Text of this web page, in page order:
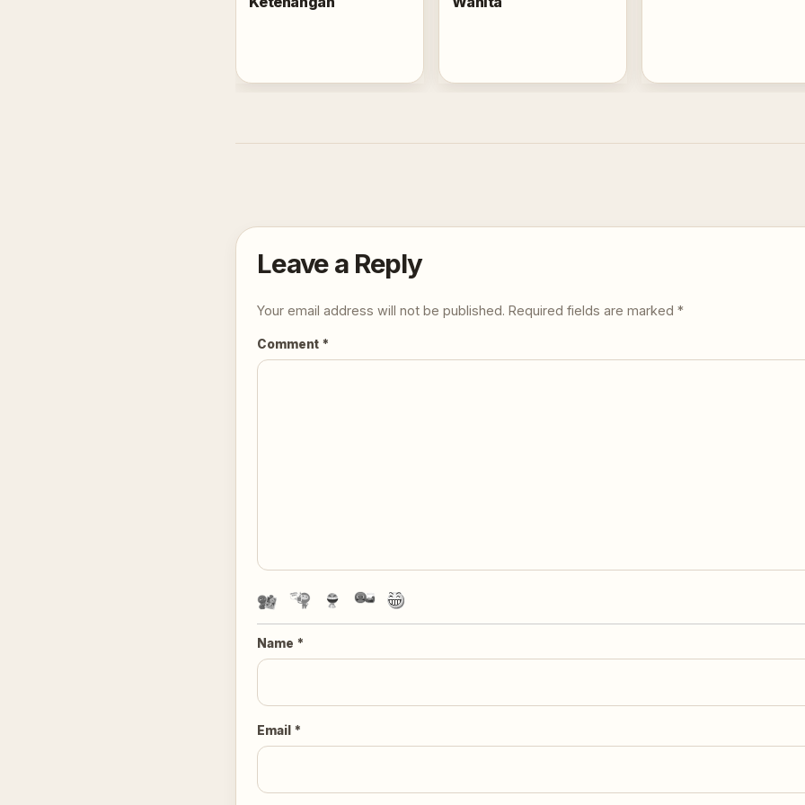
Leave a Reply
Your email address will not be published. Required fields are marked*
Comment *
Name *
Email *